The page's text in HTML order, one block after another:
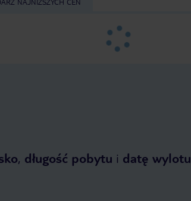
, długość pobytu i datę wylotu